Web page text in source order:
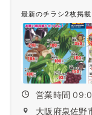
最新のチラシ2枚掲載
営業時間
大阪府泉佐野